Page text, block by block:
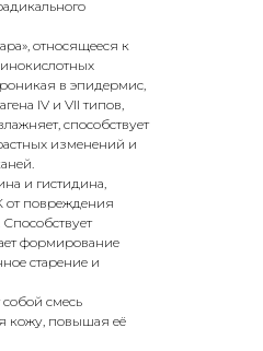
относящееся к
в эпидермис,
IV и VII типов,
способствует
изменений и
и гистидина,
от повреждения
формирование
старение и
смесь
кожу, повышая её